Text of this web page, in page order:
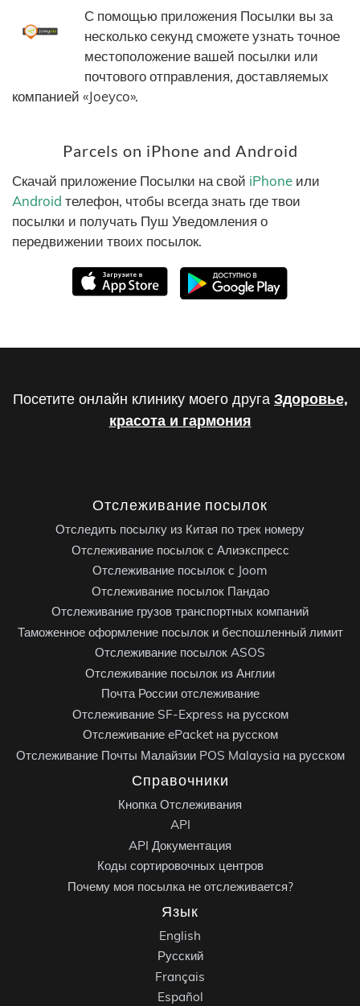
С помощью приложения Посылки вы за
несколько секунд сможете узнать точное
местоположение вашей посылки или
почтового отправления, доставляемых
компанией «Joeyco».
Parcels on iPhone and Android
Скачай приложение Посылки на свой iPhone или
Android телефон, чтобы всегда знать где твои
посылки и получать Пуш Уведомления о
передвижении твоих посылок.
Посетите онлайн клинику моего друга Здоровье,
красота и гармония
Отслеживание посылок
Отследить посылку из Китая по трек номеру
Отслеживание посылок с Алиэкспресс
Отслеживание посылок с Joom
Отслеживание посылок Пандао
Отслеживание грузов транспортных компаний
Таможенное оформление посылок и беспошленный лимит
Отслеживание посылок ASOS
Отслеживание посылок из Англии
Почта России отслеживание
Отслеживание SF-Express на русском
Отслеживание ePacket на русском
Отслеживание Почты Малайзии POS Malaysia на русском
Справочники
Кнопка Отслеживания
API
API Документация
Коды сортировочных центров
Почему моя посылка не отслеживается?
Язык
English
Русский
Français
Español